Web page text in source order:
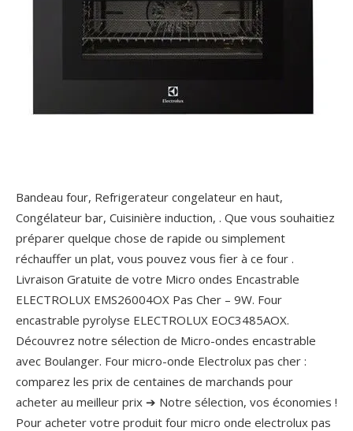
Bandeau four, Refrigerateur congelateur en haut,
Congélateur bar, Cuisinière induction, . Que vous souhaitiez
préparer quelque chose de rapide ou simplement
réchauffer un plat, vous pouvez vous fier à ce four .
Livraison Gratuite de votre Micro ondes Encastrable
ELECTROLUX EMS26004OX Pas Cher – 9W. Four
encastrable pyrolyse ELECTROLUX EOC3485AOX.
Découvrez notre sélection de Micro-ondes encastrable
avec Boulanger. Four micro-onde Electrolux pas cher :
comparez les prix de centaines de marchands pour
acheter au meilleur prix ➔ Notre sélection, vos économies !
Pour acheter votre produit four micro onde electrolux pas